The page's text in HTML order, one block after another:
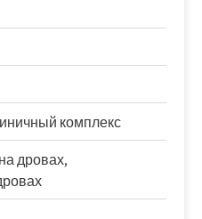
комплекс
дровах,